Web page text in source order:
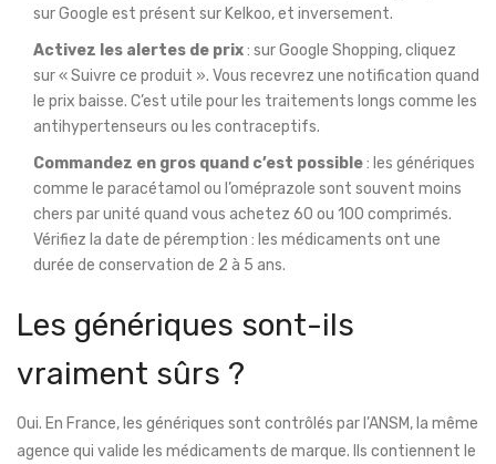
sur Google est présent sur Kelkoo, et inversement.
Activez les alertes de prix: sur Google Shopping, cliquez
sur « Suivre ce produit ». Vous recevrez une notification quand
le prix baisse. C’est utile pour les traitements longs comme les
antihypertenseurs ou les contraceptifs.
Commandez en gros quand c’est possible: les génériques
comme le paracétamol ou l’oméprazole sont souvent moins
chers par unité quand vous achetez 60 ou 100 comprimés.
Vérifiez la date de péremption : les médicaments ont une
durée de conservation de 2 à 5 ans.
Les génériques sont-ils
vraiment sûrs ?
Oui. En France, les génériques sont contrôlés par l’ANSM, la même
agence qui valide les médicaments de marque. Ils contiennent le